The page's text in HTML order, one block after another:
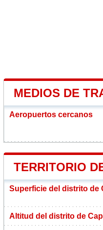
MEDIOS DE
Aeropuertos cercanos
TERRITORIO
Superficie del distrito de
Altitud del distrito de